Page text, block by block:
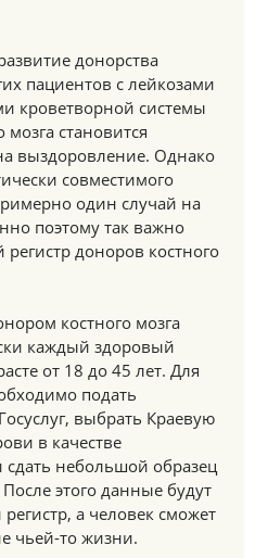
донорства
пациентов с лейкозами
кроветворной системы
мозга становится
выздоровление. Однако
совместимого
один случай на
поэтому так важно
доноров костного
костного мозга
каждый здоровый
от 18 до 45 лет. Для
подать
выбрать Краевую
в качестве
сдать небольшой образец
этого данные будут
а человек сможет
чьей-то жизни.